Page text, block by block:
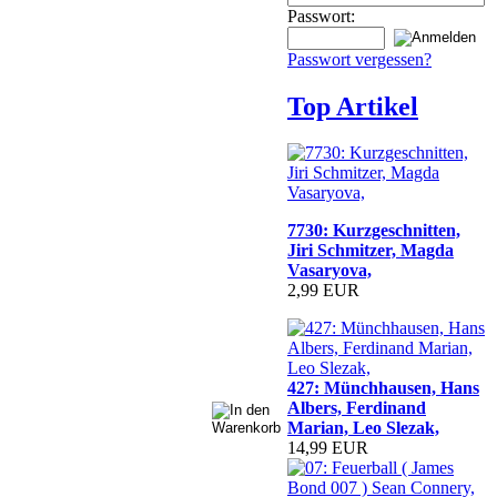
Passwort:
Passwort vergessen?
Top Artikel
7730: Kurzgeschnitten,
Jiri Schmitzer, Magda
Vasaryova,
2,99 EUR
427: Münchhausen, Hans
Albers, Ferdinand
Marian, Leo Slezak,
14,99 EUR